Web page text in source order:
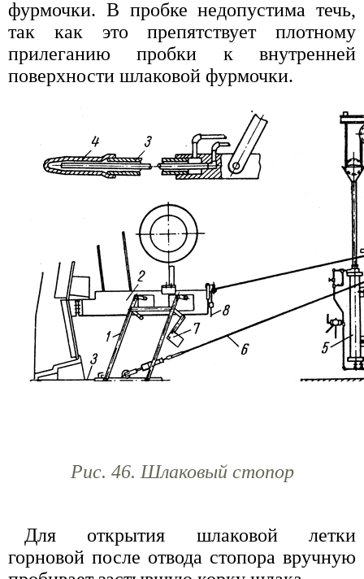
фурмочки. В пробке недопустима течь,
так как это препятствует плотному
прилеганию пробки к внутренней
поверхности шлаковой фурмочки.
Рис. 46. Шлаковый стопор
Для открытия шлаковой летки
горновой после отвода стопора вручную